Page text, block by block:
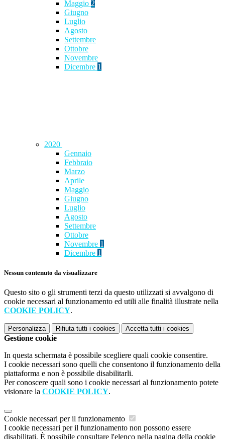
Maggio 2
Giugno
Luglio
Agosto
Settembre
Ottobre
Novembre
Dicembre 1
2020
Gennaio
Febbraio
Marzo
Aprile
Maggio
Giugno
Luglio
Agosto
Settembre
Ottobre
Novembre 1
Dicembre 1
Nessun contenuto da visualizzare
Questo sito o gli strumenti terzi da questo utilizzati si avvalgono di
cookie necessari al funzionamento ed utili alle finalità illustrate nella
COOKIE POLICY.
Personalizza Rifiuta tutti i cookies Accetta tutti i cookies
Gestione cookie
In questa schermata è possibile scegliere quali cookie consentire.
I cookie necessari sono quelli che consentono il funzionamento della
piattaforma e non è possibile disabilitarli.
Per conoscere quali sono i cookie necessari al funzionamento potete
visionare la COOKIE POLICY.
Cookie necessari per il funzionamento
I cookie necessari per il funzionamento non possono essere
disabilitati. È possibile consultare l'elenco nella pagina della cookie